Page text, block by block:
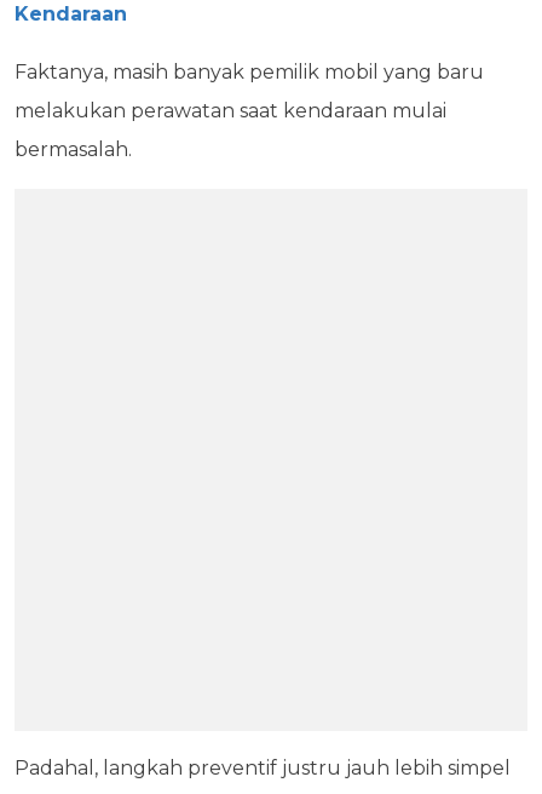
Kendaraan
Faktanya, masih banyak pemilik mobil yang baru
melakukan perawatan saat kendaraan mulai
bermasalah.
Padahal, langkah preventif justru jauh lebih simpel